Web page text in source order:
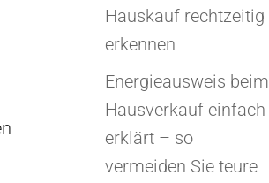
Hauskauf rechtzeitig
erkennen
Energieausweis beim
Hausverkauf einfach
erklärt – so
vermeiden Sie teure